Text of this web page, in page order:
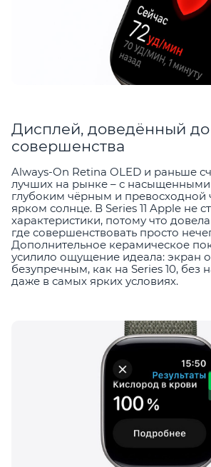
Дисплей, доведённый до
совершенства
Always-On Retina OLED и раньше
лучших на рынке – с насыщенными
глубоким чёрным и превосходной
ярком солнце. В Series 11 Apple не
характеристики, потому что
где совершенствовать просто
Дополнительное керамическое
усилило ощущение идеала: экран
безупречным, как на Series 10, без
даже в самых ярких условиях.